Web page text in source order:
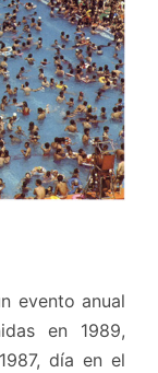
evento anual
en 1989,
día en el